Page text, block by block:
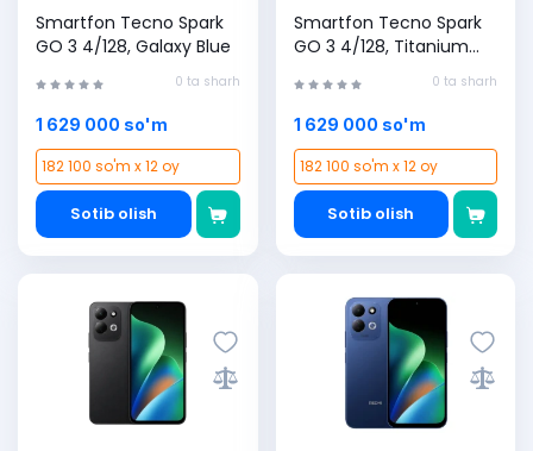
Smartfon Tecno Spark
GO 3 4/128, Galaxy Blue
0 ta sharh
1 629 000 so'm
182 100 so'm x 12 oy
Sotib olish
Smartfon Tecno Spark
GO 3 4/128, Titanium
0 ta sharh
1 629 000 so'm
182 100 so'm x 12 oy
Sotib olish